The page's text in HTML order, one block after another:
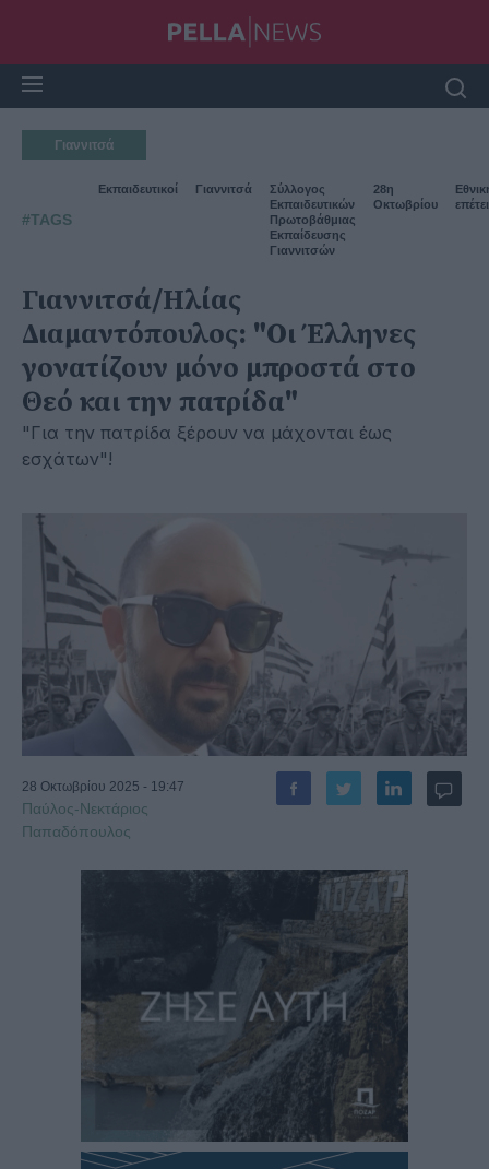
Γιαννιτσά
#TAGS
Εκπαιδευτικοί Γιαννιτσά
Σύλλογος
Εκπαιδευτικών
Πρωτοβάθμιας
Εκπαίδευσης
Γιαννιτσών
28η
Οκτωβρίου
Γιαννιτσά/Ηλίας
Διαμαντόπουλος: "Οι Έλληνες
γονατίζουν μόνο μπροστά στο
Θεό και την πατρίδα"
"Για την πατρίδα ξέρουν να μάχονται έως
εσχάτων"!
28 Οκτωβρίου 2025 - 19:47
Παύλος-Νεκτάριος
Παπαδόπουλος